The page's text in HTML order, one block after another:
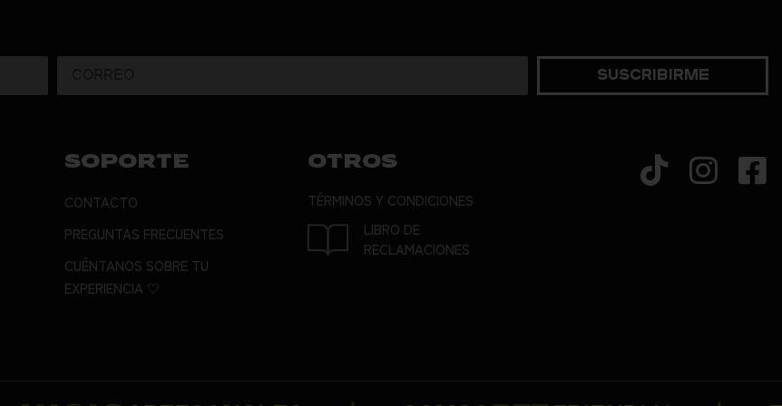
Suscribirme
SOPORTE
CONTACTO
PREGUNTAS FRECUENTES
CUÉNTANOS SOBRE TU
EXPERIENCIA 🤍
OTROS
TÉRMINOS Y CONDICIONES
LIBRO DE
RECLAMACIONES